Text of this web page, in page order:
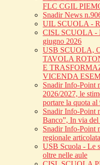
FLC CGIL
Snadir News
UIL SCUOLA -
CISL SCUOLA -
giugno 2026
USB SCUOLA,
TAVOLA
E
VICENDA
Snadir Info-Point
2026/2027, le
portare la quota al
Snadir Info-Point
Banco”, In via
Snadir Info-Point
regionale
USB Scuola - Le
oltre nelle aule